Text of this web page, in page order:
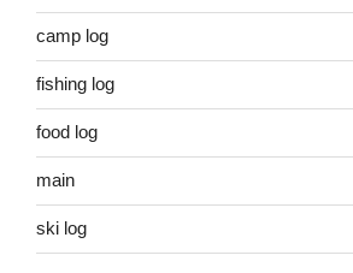
camp log
fishing log
food log
main
ski log